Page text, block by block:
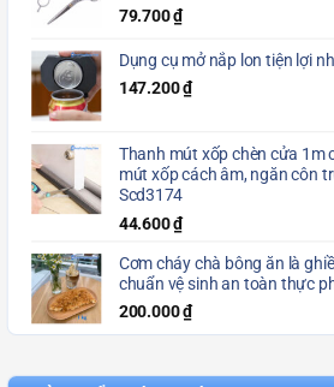
79.700₫
Dụng cụ mở nắp lon tiện lợi
147.200₫
Thanh mút xốp chèn cửa 1m
mút xốp cách âm, ngăn côn
Scd3174
44.600₫
Cơm cháy chà bông ăn là
chuẩn vệ sinh an toàn thực
200.000₫